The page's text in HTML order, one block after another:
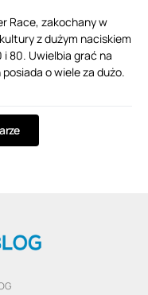
Race, zakochany w
z dużym naciskiem
80. Uwielbia grać na
o wiele za dużo.